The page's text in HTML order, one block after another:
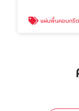
แผ่นพื้นคอนกรีตสํ